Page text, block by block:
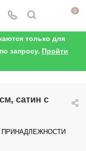
0
только для
запросу. Пройти
сатин с